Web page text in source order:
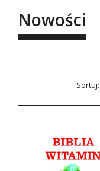
Nowości
Sortuj: